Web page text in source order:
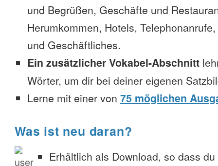
und Begrüßen, Geschäfte und
Herumkommen, Hotels,
und Geschäftliches.
Ein zusätzlicher Vokabel-Abschnitt
Wörter, um dir bei deiner eigenen
Lerne mit einer von 75 möglichen
Was ist neu daran?
Erhältlich als Download, so dass du